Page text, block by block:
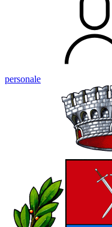
personale